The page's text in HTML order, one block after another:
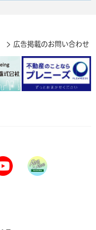
広告掲載のお問い合わせ